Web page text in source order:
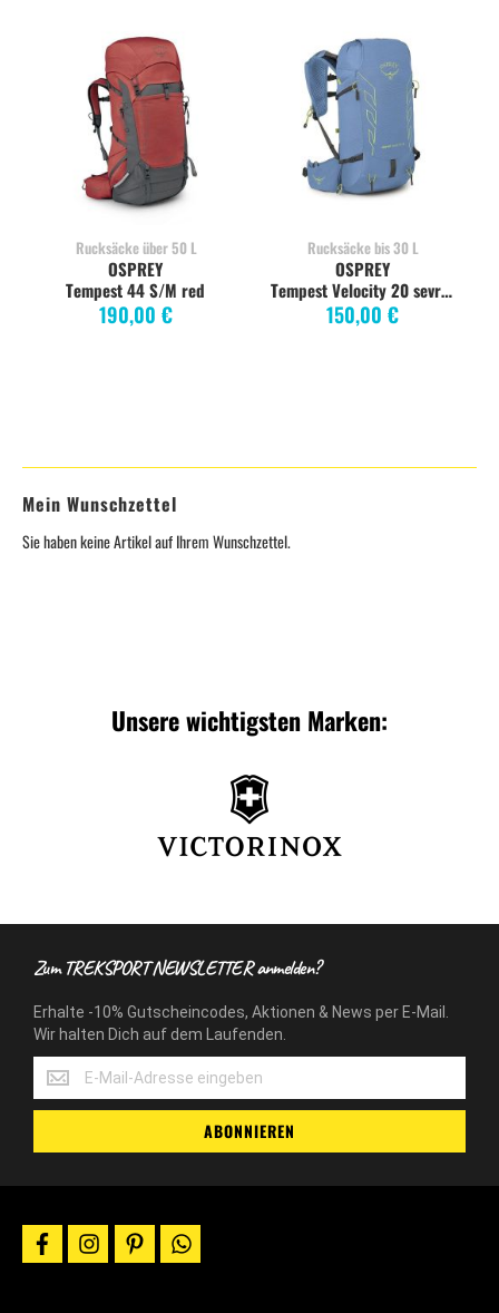
Rucksäcke über 50 L
Tempest 44 S/M red
190,00 €
OSPREY
Rucksäcke bis 30 L
Tempest Velocity 20 sevres blue
150,00 €
OSPREY
Mein Wunschzettel
Sie haben keine Artikel auf Ihrem Wunschzettel.
Unsere wichtigsten Marken:
Zum TREKSPORT NEWSLETTER anmelden?
Erhalte -10% Gutscheincodes, Aktionen & News per E-Mail.
Wir halten Dich auf dem Laufenden.
Erhalte
-10%
Gutscheincodes,
&
E-
Mail.
Wir
ABONNIEREN
facebookinstagrampinterestwhatsapp